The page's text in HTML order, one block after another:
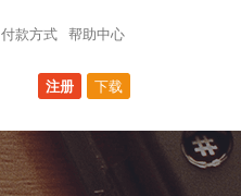
付款方式 帮助中心
注册 下载